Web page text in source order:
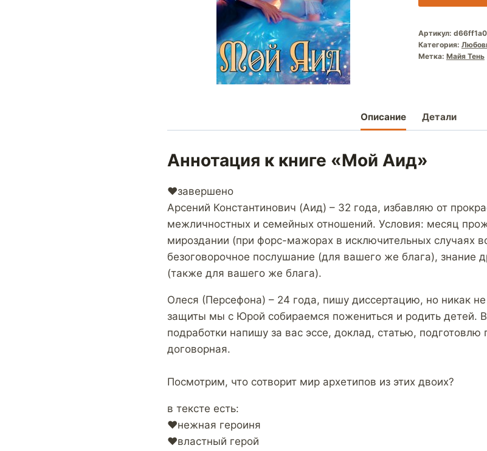
Артикул:
Категория:
Метка: Майя Тень
Описание Детали
Аннотация к книге «Мой Аид»
‍❤️‍завершено
Арсений Константинович (Аид) – 32 года, избавляю от
межличностных и семейных отношений. Условия: месяц
мироздании (при форс-мажорах в исключительных случаях
безоговорочное послушание (для вашего же блага), знание
(также для вашего же блага).
Олеся (Персефона) – 24 года, пишу диссертацию, но никак
защиты мы с Юрой собираемся пожениться и родить детей.
подработки напишу за вас эссе, доклад, статью,
договорная.
Посмотрим, что сотворит мир архетипов из этих двоих?
в тексте есть:
‍❤️‍нежная героиня
‍❤️‍властный герой